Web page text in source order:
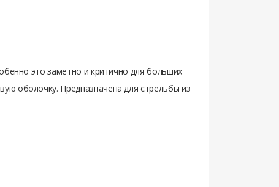
это заметно и критично для больших
оболочку. Предназначена для стрельбы из